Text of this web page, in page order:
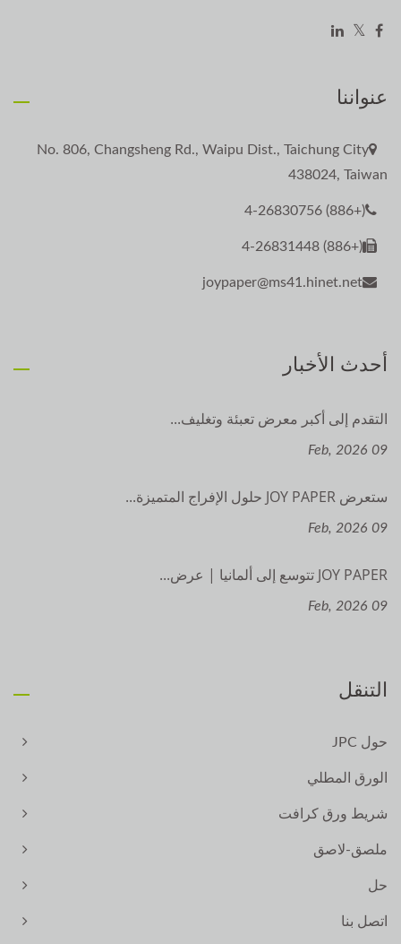
عنواننا
No. 806, Changsheng Rd., Waipu Dist., Taichung City
438024, Taiwan
(+886) 4-26830756
(+886) 4-26831448
joypaper@ms41.hinet.net
أحدث الأخبار
التقدم إلى أكبر معرض تعبئة وتغليف...
09 Feb, 2026
ستعرض JOY PAPER حلول الإفراج المتميزة...
09 Feb, 2026
JOY PAPER تتوسع إلى ألمانيا | عرض...
09 Feb, 2026
التنقل
حول JPC
الورق المطلي
شريط ورق كرافت
ملصق-لاصق
حل
اتصل بنا